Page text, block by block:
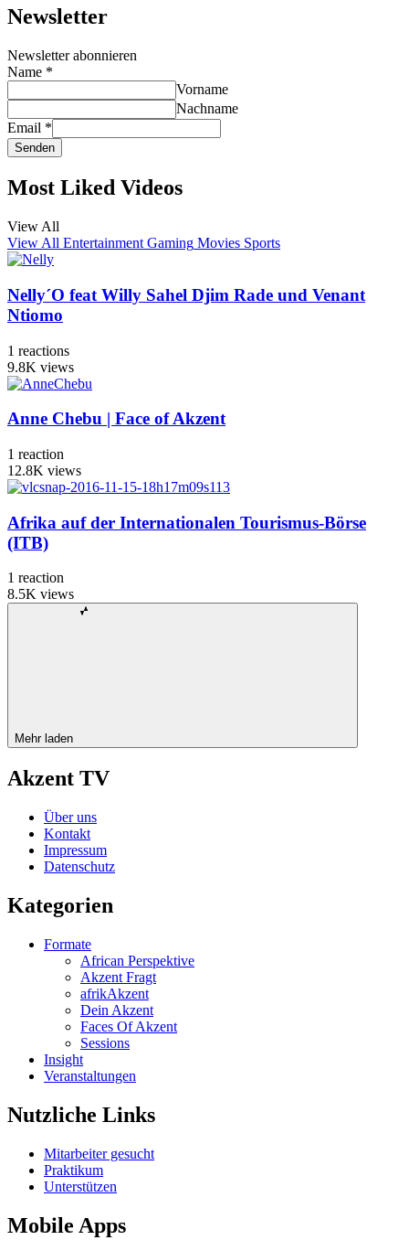
Newsletter
Newsletter abonnieren
Name *
Vorname
Nachname
Email *
Senden
Most Liked Videos
View All
View All Entertainment Gaming Movies Sports
Nelly´O feat Willy Sahel Djim Rade und Venant
Ntiomo
1 reactions
9.8K views
Anne Chebu | Face of Akzent
1 reaction
12.8K views
Afrika auf der Internationalen Tourismus-Börse
(ITB)
1 reaction
8.5K views
Mehr laden
Akzent TV
Über uns
Kontakt
Impressum
Datenschutz
Kategorien
Formate
African Perspektive
Akzent Fragt
afrikAkzent
Dein Akzent
Faces Of Akzent
Sessions
Insight
Veranstaltungen
Nutzliche Links
Mitarbeiter gesucht
Praktikum
Unterstützen
Mobile Apps